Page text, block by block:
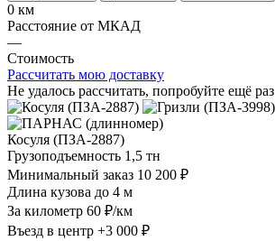
0 км
Расстояние от МКАД
—
Стоимость
Рассчитать мою доставку
Не удалось рассчитать, попробуйте ещё раз
Косуля (ПЗА-2887)
Грузоподъемность 1,5 тн
Минимальный заказ 10 200 ₽
Длина кузова до 4 м
За километр 60 ₽/км
Въезд в центр +3 000 ₽